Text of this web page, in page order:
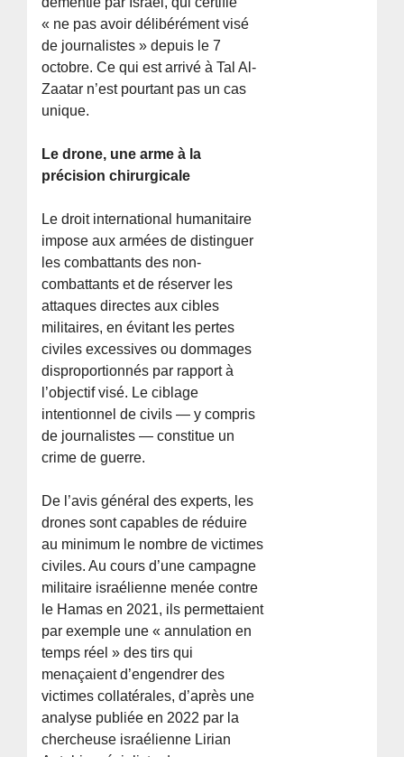
« ne pas avoir délibérément visé
de journalistes » depuis le 7
octobre. Ce qui est arrivé à Tal Al-
Zaatar n’est pourtant pas un cas
unique.
Le drone, une arme à la
précision chirurgicale
Le droit international humanitaire
impose aux armées de distinguer
les combattants des non-
combattants et de réserver les
attaques directes aux cibles
militaires, en évitant les pertes
civiles excessives ou dommages
disproportionnés par rapport à
l’objectif visé. Le ciblage
intentionnel de civils — y compris
de journalistes — constitue un
crime de guerre.
De l’avis général des experts, les
drones sont capables de réduire
au minimum le nombre de victimes
civiles. Au cours d’une campagne
militaire israélienne menée contre
le Hamas en 2021, ils permettaient
par exemple une « annulation en
temps réel » des tirs qui
menaçaient d’engendrer des
victimes collatérales, d’après une
analyse publiée en 2022 par la
chercheuse israélienne Lirian